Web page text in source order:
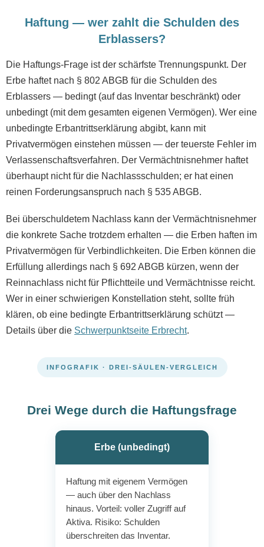
Haftung — wer zahlt die Schulden des
Erblassers?
Die Haftungs-Frage ist der schärfste Trennungspunkt. Der
Erbe haftet nach § 802 ABGB für die Schulden des
Erblassers — bedingt (auf das Inventar beschränkt) oder
unbedingt (mit dem gesamten eigenen Vermögen). Wer eine
unbedingte Erbantrittserklärung abgibt, kann mit
Privatvermögen einstehen müssen — der teuerste Fehler im
Verlassenschaftsverfahren. Der Vermächtnisnehmer haftet
überhaupt nicht für die Nachlassschulden; er hat einen
reinen Forderungsanspruch nach § 535 ABGB.
Bei überschuldetem Nachlass kann der Vermächtnisnehmer
die konkrete Sache trotzdem erhalten — die Erben haften im
Privatvermögen für Verbindlichkeiten. Die Erben können die
Erfüllung allerdings nach § 692 ABGB kürzen, wenn der
Reinnachlass nicht für Pflichtteile und Vermächtnisse reicht.
Wer in einer schwierigen Konstellation steht, sollte früh
klären, ob eine bedingte Erbantrittserklärung schützt —
Details über die Schwerpunktseite Erbrecht.
INFOGRAFIK · DREI-SÄULEN-VERGLEICH
Drei Wege durch die Haftungsfrage
Erbe (unbedingt)
Haftung mit eigenem Vermögen
— auch über den Nachlass
hinaus. Vorteil: voller Zugriff auf
Aktiva. Risiko: Schulden
überschreiten das Inventar.